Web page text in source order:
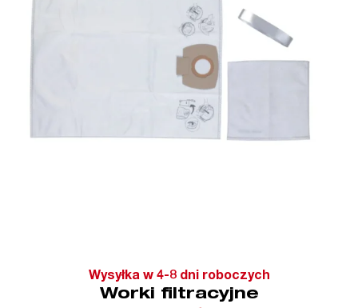
Wysyłka w 4-8 dni roboczych
Worki filtracyjne